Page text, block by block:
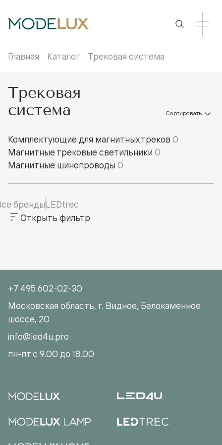
Главная Каталог Трековая система
Трековая
система
Комплектующие для магнитных треков 0
Магнитные трековые светильники 0
Магнитные шинопроводы 0
Сортировать
брендыLEDtrec
Открыть фильтр
+7 495 602-02-30
Московская область, г. Видное, Белокаменное
шоссе, 20
info@led4u.pro
пн-пт с 9.00 до 18.00